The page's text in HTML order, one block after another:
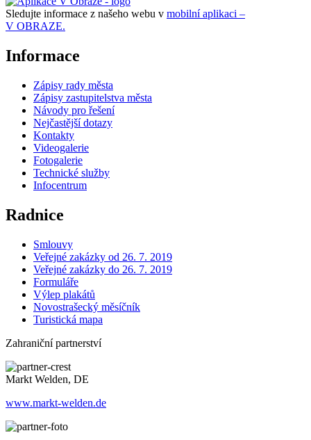
Sledujte informace z našeho webu v mobilní aplikaci –
V OBRAZE.
Informace
Zápisy rady města
Zápisy zastupitelstva města
Návody pro řešení
Nejčastější dotazy
Kontakty
Videogalerie
Fotogalerie
Technické služby
Infocentrum
Radnice
Smlouvy
Veřejné zakázky od 26. 7. 2019
Veřejné zakázky do 26. 7. 2019
Formuláře
Výlep plakátů
Novostrašecký měsíčník
Turistická mapa
Zahraniční partnerství
Markt Welden, DE
www.markt-welden.de